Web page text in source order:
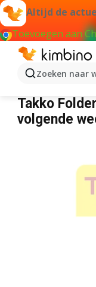
Altijd de
Toevoegen aan
Zoeken naar
Takko
Takko
volgende